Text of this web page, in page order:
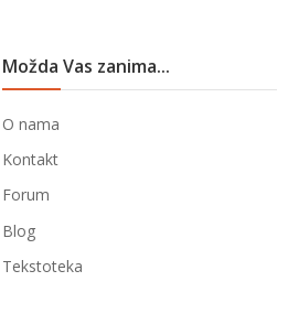
Možda Vas zanima...
O nama
Kontakt
Forum
Blog
Tekstoteka